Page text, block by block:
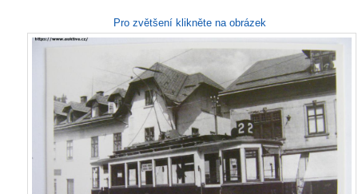
Pro zvětšení klikněte na obrázek